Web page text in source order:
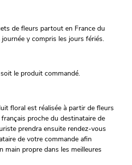
de fleurs partout en France du
y compris les jours fériés.
le produit commandé.
floral est réalisée à partir de fleurs
proche du destinataire de
prendra ensuite rendez-vous
de votre commande afin
main propre dans les meilleures